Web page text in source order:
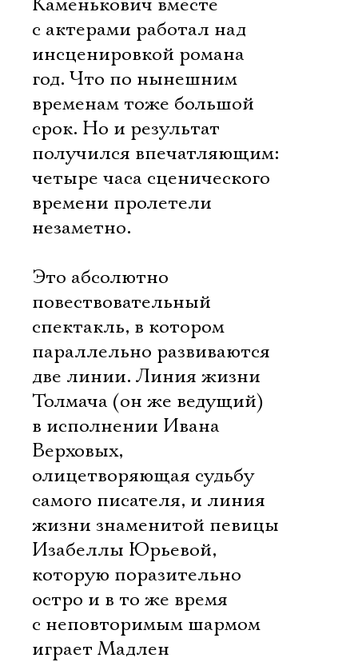
Каменькович вместе
с актерами работал над
инсценировкой романа
год. Что по нынешним
временам тоже большой
срок. Но и результат
получился впечатляющим:
четыре часа сценического
времени пролетели
незаметно.
Это абсолютно
повествовательный
спектакль, в котором
параллельно развиваются
две линии. Линия жизни
Толмача (он же ведущий)
в исполнении Ивана
Верховых,
олицетворяющая судьбу
самого писателя, и линия
жизни знаменитой певицы
Изабеллы Юрьевой,
которую поразительно
остро и в то же время
с неповторимым шармом
играет Мадлен